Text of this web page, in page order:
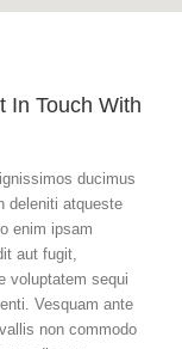
In Touch With
ducimus
deleniti atqueste
enim ipsam
aut fugit,
voluptatem sequi
Vesquam ante
non commodo